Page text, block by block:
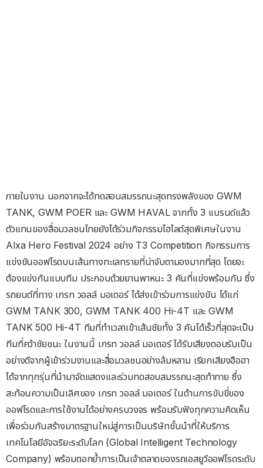
ภายในงาน นอกจากจะได้ทดสอบสมรรถนะสุดทรงพลังของ GWM
TANK, GWM POER และ GWM HAVAL จากทั้ง 3 แบรนด์แล้ว
ตัวแทนของสื่อมวลชนไทยยังได้ร่วมกิจกรรมไฮไลต์สุดพิเศษในงาน
Alxa Hero Festival 2024 อย่าง T3 Competition กิจกรรมการ
แข่งขันออฟโรดบนเส้นทางทะเลทรายที่น่าจับตามองมากที่สุด โดยจะ
ต้องแข่งกันแบบทีม ประกอบด้วยยานพาหนะ 3 คันที่แข่งพร้อมกัน ซึ่ง
รถยนต์ที่ทาง เกรท วอลล์ มอเตอร์ ได้ส่งเข้าร่วมการแข่งขัน ได้แก่
GWM TANK 300, GWM TANK 400 Hi-4T และ GWM
TANK 500 Hi-4T ทีมที่ทำเวลาเข้าเส้นชัยทั้ง 3 คันได้เร็วที่สุดจะเป็น
ทีมที่คว้าชัยชนะ ในงานนี้ เกรท วอลล์ มอเตอร์ ได้รับเสียงตอบรับเป็น
อย่างดีจากผู้เข้าร่วมงานและสื่อมวลชนอย่างล้มหลาม เรียกเสียงฮือฮา
ได้จากทุกรุ่นที่นำมาจัดแสดงและร่วมทดสอบสมรรถนะสุดท้าทาย ซึ่ง
สะท้อนความเป็นเลิศของ เกรท วอลล์ มอเตอร์ ในด้านการขับขี่ของ
ออฟโรดและการใช้งานได้อย่างครบวงจร พร้อมรับฟังทุกความคิดเห็น
เพื่อร่วมกันสร้างมาตรฐานใหม่สู่การเป็นบริษัทชั้นนำที่ให้บริการ
เทคโนโลยีอัจฉริยะระดับโลก (Global Intelligent Technology
Company) พร้อมตอกย้ำการเป็นเจ้าตลาดของรถเอสยูวีออฟโรดระดับ